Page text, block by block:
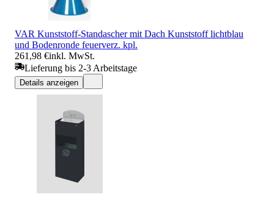
VAR Kunststoff-Standascher mit Dach Kunststoff lichtblau
und Bodenronde feuerverz. kpl.
261,98 €inkl. MwSt.
Lieferung bis 2-3 Arbeitstage
Details anzeigen